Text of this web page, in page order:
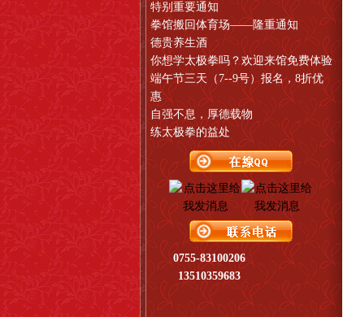
特别重要通知
拳馆搬回体育场——隆重通知
德贵养生酒
你想学太极拳吗？欢迎来馆免费体验
端午节三天（7--9号）报名，8折优
惠
自强不息，厚德载物
练太极拳的益处
0755-83100206
13510359683